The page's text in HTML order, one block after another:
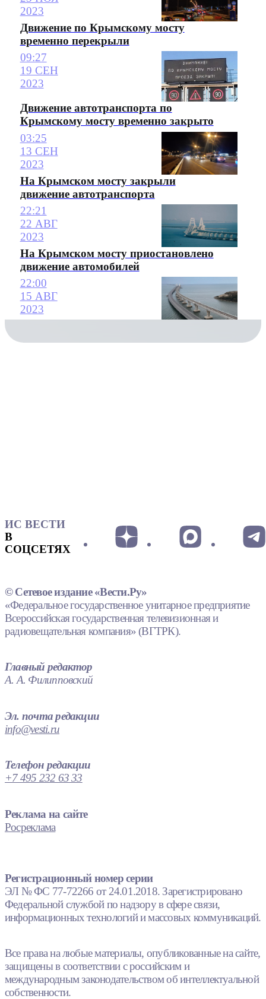
2023
Движение по Крымскому мосту
временно перекрыли
09:27
19 СЕН
2023
Движение автотранспорта по
Крымскому мосту временно закрыто
03:25
13 СЕН
2023
На Крымском мосту закрыли
движение автотранспорта
22:21
22 АВГ
2023
На Крымском мосту приостановлено
движение автомобилей
22:00
15 АВГ
2023
ИС ВЕСТИ
В
СОЦСЕТЯХ
© Сетевое издание «Вести.Ру»
«Федеральное государственное унитарное предприятие
Всероссийская государственная телевизионная и
радиовещательная компания» (ВГТРК).
Главный редактор
А. А. Филипповский
Эл. почта редакции
info@vesti.ru
Телефон редакции
+7 495 232 63 33
Реклама на сайте
Росреклама
Регистрационный номер серии
ЭЛ № ФС 77-72266 от 24.01.2018. Зарегистрировано
Федеральной службой по надзору в сфере связи,
информационных технологий и массовых коммуникаций.
Все права на любые материалы, опубликованные на сайте,
защищены в соответствии с российским и
международным законодательством об интеллектуальной
собственности.